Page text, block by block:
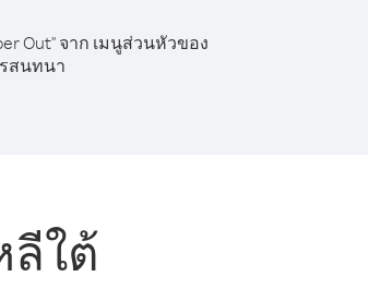
Out" จาก เมนูส่วนหัวของ
สนทนา
ลีใต้